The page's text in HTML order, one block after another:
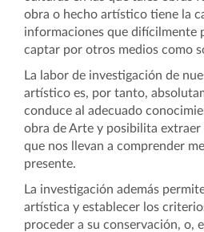
obra o hecho artístico tiene la
informaciones que difícilmente
captar por otros medios como
La labor de investigación de
artístico es, por tanto,
conduce al adecuado
obra de Arte y posibilita
que nos llevan a comprender
presente.
La investigación además
artística y establecer los
proceder a su conservación, o,